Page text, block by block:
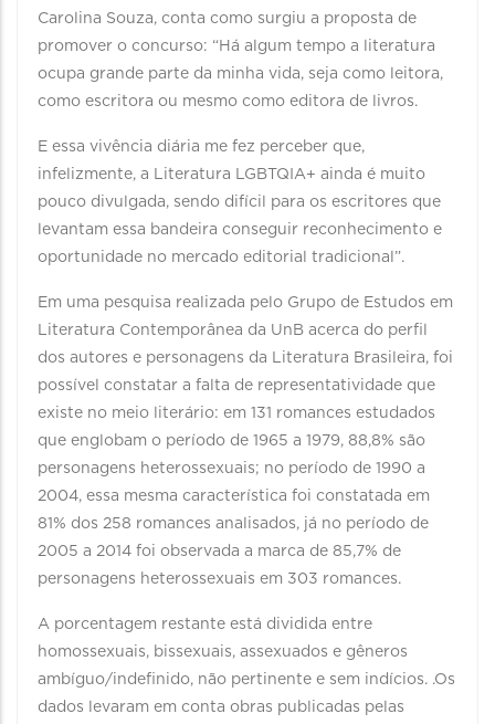
Carolina Souza, conta como surgiu a proposta de
promover o concurso: “Há algum tempo a literatura
ocupa grande parte da minha vida, seja como leitora,
como escritora ou mesmo como editora de livros.
E essa vivência diária me fez perceber que,
infelizmente, a Literatura LGBTQIA+ ainda é muito
pouco divulgada, sendo difícil para os escritores que
levantam essa bandeira conseguir reconhecimento e
oportunidade no mercado editorial tradicional”.
Em uma pesquisa realizada pelo Grupo de Estudos em
Literatura Contemporânea da UnB acerca do perfil
dos autores e personagens da Literatura Brasileira, foi
possível constatar a falta de representatividade que
existe no meio literário: em 131 romances estudados
que englobam o período de 1965 a 1979, 88,8% são
personagens heterossexuais; no período de 1990 a
2004, essa mesma característica foi constatada em
81% dos 258 romances analisados, já no período de
2005 a 2014 foi observada a marca de 85,7% de
personagens heterossexuais em 303 romances.
A porcentagem restante está dividida entre
homossexuais, bissexuais, assexuados e gêneros
ambíguo/indefinido, não pertinente e sem indícios. .Os
dados levaram em conta obras publicadas pelas